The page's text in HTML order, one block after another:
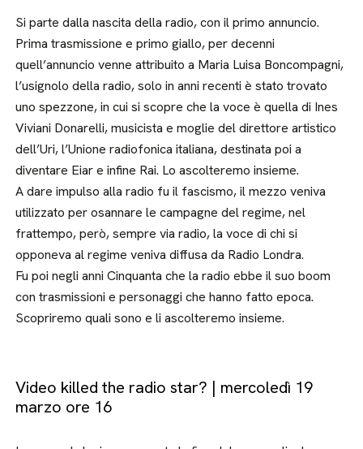
Si parte dalla nascita della radio, con il primo annuncio.
Prima trasmissione e primo giallo, per decenni
quell’annuncio venne attribuito a Maria Luisa Boncompagni,
l’usignolo della radio, solo in anni recenti è stato trovato
uno spezzone, in cui si scopre che la voce è quella di Ines
Viviani Donarelli, musicista e moglie del direttore artistico
dell’Uri, l’Unione radiofonica italiana, destinata poi a
diventare Eiar e infine Rai. Lo ascolteremo insieme.
A dare impulso alla radio fu il fascismo, il mezzo veniva
utilizzato per osannare le campagne del regime, nel
frattempo, però, sempre via radio, la voce di chi si
opponeva al regime veniva diffusa da Radio Londra.
Fu poi negli anni Cinquanta che la radio ebbe il suo boom
con trasmissioni e personaggi che hanno fatto epoca.
Scopriremo quali sono e li ascolteremo insieme.
Video killed the radio star? | mercoledì 19
marzo ore 16